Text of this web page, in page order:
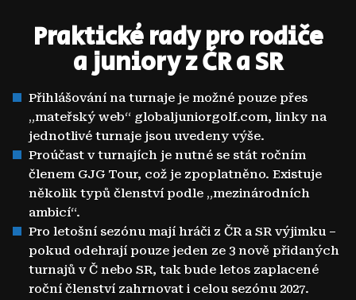
Praktické rady pro rodiče
a juniory z ČR a SR
Přihlášování na turnaje je možné pouze přes
„mateřský web“ globaljuniorgolf.com, linky na
jednotlivé turnaje jsou uvedeny výše.
Proúčast v turnajích je nutné se stát ročním
členem GJG Tour, což je zpoplatněno. Existuje
několik typů členství podle „mezinárodních
ambicí“.
Pro letošní sezónu mají hráči z ČR a SR výjimku –
pokud odehrají pouze jeden ze 3 nově přidaných
turnajů v Č nebo SR, tak bude letos zaplacené
roční členství zahrnovat i celou sezónu 2027.